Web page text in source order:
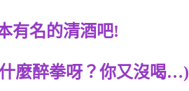
有名的清酒吧!
麼醉拳呀？你又沒喝…)